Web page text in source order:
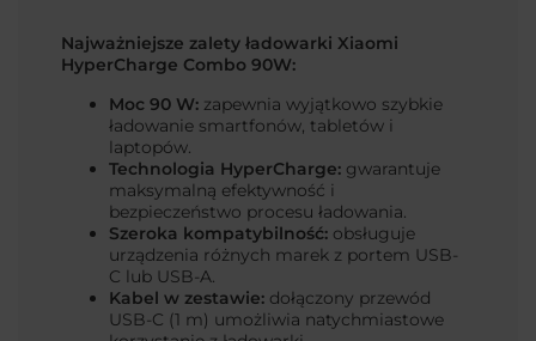
Najważniejsze zalety ładowarki Xiaomi
HyperCharge Combo 90W:
Moc 90 W: zapewnia wyjątkowo szybkie
ładowanie smartfonów, tabletów i
laptopów.
Technologia HyperCharge: gwarantuje
maksymalną efektywność i
bezpieczeństwo procesu ładowania.
Szeroka kompatybilność: obsługuje
urządzenia różnych marek z portem USB-
C lub USB-A.
Kabel w zestawie: dołączony przewód
USB-C (1 m) umożliwia natychmiastowe